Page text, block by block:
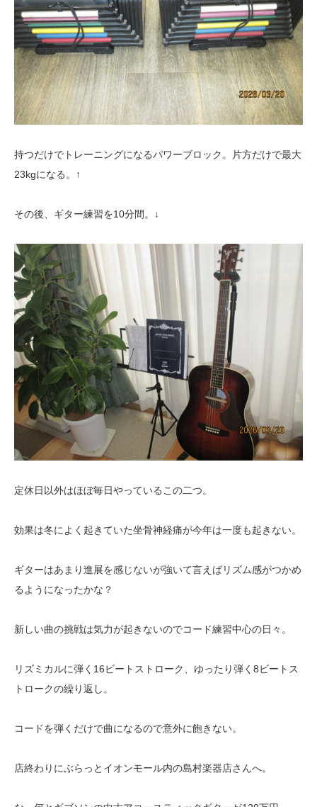
持つだけでトレーニングになるパワーブロック。片方だけで最大
23kgになる。↑
その後、ギター練習を10分間。↓
定休日以外はほぼ毎日やっているこの二つ。
効果は冬によく起きていた坐骨神経痛が今年は一度も起きない。
ギターはあまり進展を感じないが強いて言えばリズム感がつかめ
るようになったかな？
新しい曲の挑戦は気力が起きないのでコード練習中心の日々。
リズミカルに弾く16ビートストローク、ゆったり弾く8ビートス
トロークの繰り返し。
コードを弾くだけで曲になるので意外に飽きない。
店終わりにぶらっとイオンモール内の島村楽器店さんへ。